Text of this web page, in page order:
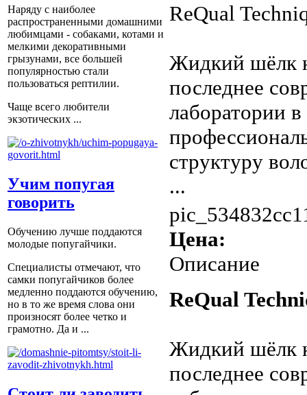
Наряду с наиболее
распространенными домашними
любимцами - собаками, котами и
мелкими декоративными
грызунами, все большей
популярностью стали
пользоваться рептилии.
Чаще всего любители
экзотических ...
Учим попугая
говорить
Обучению лучше поддаются
молодые попугайчики.
Специалисты отмечают, что
самки попугайчиков более
медленно поддаются обучению,
но в то же время слова они
произносят более четко и
грамотно. Да и ...
ReQual
Жидкий шёлк
последнее
лаборатории
структуру
...
Цена:
Описание
ReQual
Жидкий шёлк
последнее